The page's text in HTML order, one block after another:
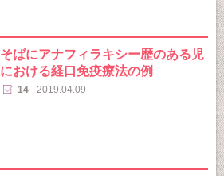
そばにアナフィラキシー歴のある児
における経口免疫療法の例
14 2019.04.09